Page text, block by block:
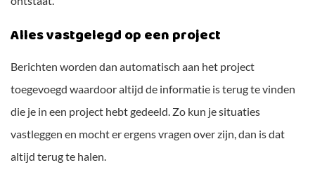
Alles vastgelegd op een project
Berichten worden dan automatisch aan het project
toegevoegd waardoor altijd de informatie is terug te vinden
die je in een project hebt gedeeld. Zo kun je situaties
vastleggen en mocht er ergens vragen over zijn, dan is dat
altijd terug te halen.